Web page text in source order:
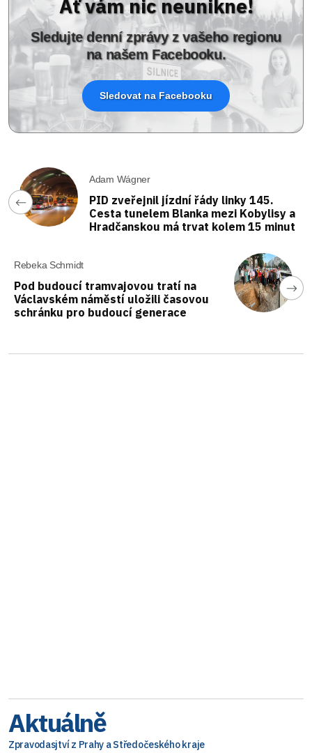
Ať vám nic neunikne!
Sledujte denní zprávy z vašeho regionu
na našem Facebooku.
Sledovat na Facebooku
Adam Wágner
PID zveřejnil jízdní řády linky 145.
Cesta tunelem Blanka mezi Kobylisy a
Hradčanskou má trvat kolem 15 minut
Rebeka Schmidt
Pod budoucí tramvajovou tratí na
Václavském náměstí uložili časovou
schránku pro budoucí generace
Aktuálně
Zpravodasjtví z Prahy a Středočeského kraje